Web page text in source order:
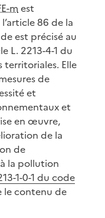
m est
86 de la
est précisé au
L. 2213-4-1 du
territoriales. Elle
de
et
et
en œuvre,
de la
de
la pollution
1-0-1 du code
le contenu de